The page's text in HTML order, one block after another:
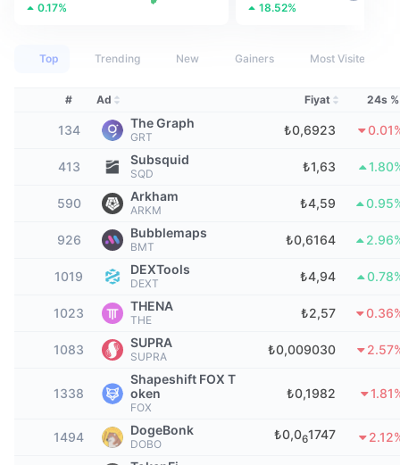
Popüler
Yakında
En Son Eklenen
Yükselen/Düşen
En Çok Tıklanan
Topluluk duygusu
Zincir Sıralaması
Tahmin Piyasaları
Göstergeler
Korku ve Hırs Endeksi.
Altcoin Sezonu Endeksi
Piyasa Döngüsü Göstergeleri
Bitcoin Hakimiyeti
CoinMarketCap 20 Endeksi
CoinMarketCap 100 Endeksi
ETF Akışları
En İyi Trader'lar
Türevler
Diğer yazılar
Kurumsal
Fiyatlandırma
Kaynaklar
Dokümantasyon
SSS
AI Entegrasyonları
CMC Ajan Merkezi
Yetenek Pazaryeri
CMC Launch
CMC Labs
CMC Max
Öne Çıkan Haberler
Telegram Botu
Site Widget’ları
0.17% 18.52%
Top Trending New Gainers Most Visited
# Ad Fiyat 24s %
134 The Graph
GRT ₺0,6923
413 Subsquid
SQD ₺1,63
590 Arkham
ARKM ₺4,59
926 Bubblemaps
BMT ₺0,6164
1019 DEXTools
DEXT ₺4,94
1023 THENA
THE ₺2,57
1083 SUPRA
SUPRA ₺0,009030
1338
Shapeshift FOX T
oken
FOX
₺0,1982
1494 DogeBonk
DOBO
₺0,061747